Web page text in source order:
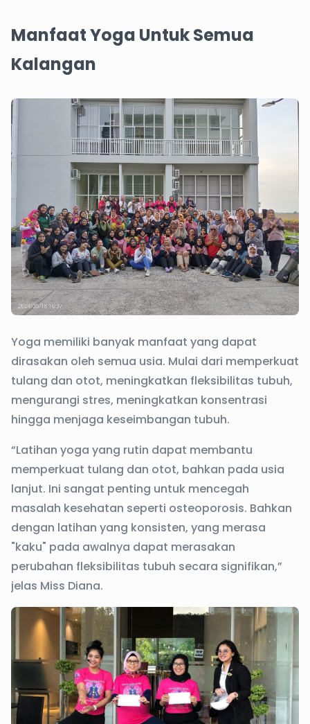
Manfaat Yoga Untuk Semua
Kalangan
Yoga memiliki banyak manfaat yang dapat
dirasakan oleh semua usia. Mulai dari memperkuat
tulang dan otot, meningkatkan fleksibilitas tubuh,
mengurangi stres, meningkatkan konsentrasi
hingga menjaga keseimbangan tubuh.
“Latihan yoga yang rutin dapat membantu
memperkuat tulang dan otot, bahkan pada usia
lanjut. Ini sangat penting untuk mencegah
masalah kesehatan seperti osteoporosis. Bahkan
dengan latihan yang konsisten, yang merasa
"kaku" pada awalnya dapat merasakan
perubahan fleksibilitas tubuh secara signifikan,”
jelas Miss Diana.